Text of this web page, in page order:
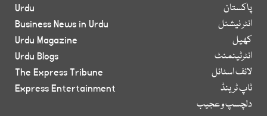
پاکستان
انٹر نیشنل
کھیل
انٹرٹینمنٹ
لائف اسٹائل
ٹاپ ٹرینڈ
دلچسپ و عجیب
Urdu
Business News in Urdu
Urdu Magazine
Urdu Blogs
The Express Tribune
Express Entertainment